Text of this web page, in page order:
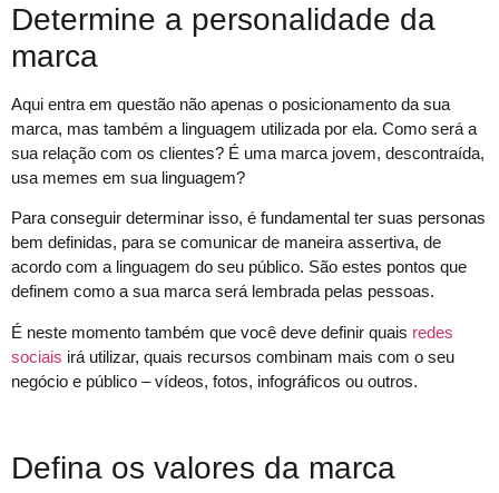
Determine a personalidade da
marca
Aqui entra em questão não apenas o posicionamento da sua
marca, mas também a linguagem utilizada por ela. Como será a
sua relação com os clientes? É uma marca jovem, descontraída,
usa memes em sua linguagem?
Para conseguir determinar isso, é fundamental ter suas personas
bem definidas, para se comunicar de maneira assertiva, de
acordo com a linguagem do seu público. São estes pontos que
definem como a sua marca será lembrada pelas pessoas.
É neste momento também que você deve definir quais redes
sociais irá utilizar, quais recursos combinam mais com o seu
negócio e público – vídeos, fotos, infográficos ou outros.
Defina os valores da marca